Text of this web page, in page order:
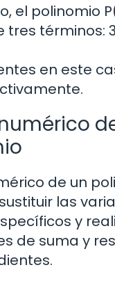
el polinomio
tres términos:
en este
de un
las
y
de suma y